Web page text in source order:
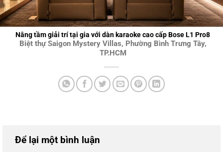
Nâng tầm giải trí tại gia với dàn karaoke cao cấp Bose L1 Pro8
Biệt thự Saigon Mystery Villas, Phường Bình Trưng Tây,
TP.HCM
Để lại một bình luận